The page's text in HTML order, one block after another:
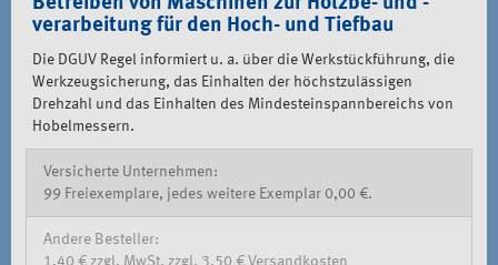
verarbeitung für den Hoch- und Tiefbau
Die DGUV Regel informiert u. a. über die Werkstückführung, die
Werkzeugsicherung, das Einhalten der höchstzulässigen
Drehzahl und das Einhalten des Mindesteinspannbereichs von
Hobelmessern.
Versicherte Unternehmen:
99 Freiexemplare, jedes weitere Exemplar 0,00 €.
Andere Besteller:
1,40 € zzgl. MwSt. zzgl. 3,50 € Versandkosten